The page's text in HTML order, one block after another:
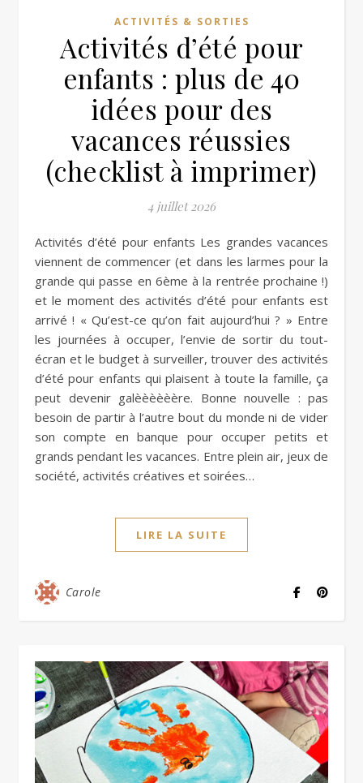
ACTIVITÉS & SORTIES
Activités d’été pour
enfants : plus de 40
idées pour des
vacances réussies
(checklist à imprimer)
4 juillet 2026
Activités d’été pour enfants Les grandes vacances
viennent de commencer (et dans les larmes pour la
grande qui passe en 6ème à la rentrée prochaine !)
et le moment des activités d’été pour enfants est
arrivé ! « Qu’est-ce qu’on fait aujourd’hui ? » Entre
les journées à occuper, l’envie de sortir du tout-
écran et le budget à surveiller, trouver des activités
d’été pour enfants qui plaisent à toute la famille, ça
peut devenir galèèèèèère. Bonne nouvelle : pas
besoin de partir à l’autre bout du monde ni de vider
son compte en banque pour occuper petits et
grands pendant les vacances. Entre plein air, jeux de
société, activités créatives et soirées…
LIRE LA SUITE
Carole